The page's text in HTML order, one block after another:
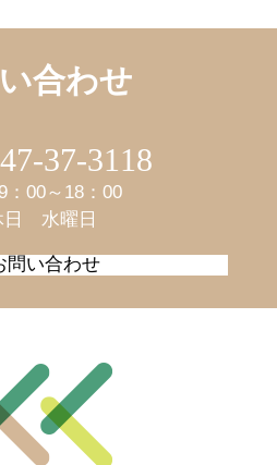
合わせ
37-3118
：00～18：00
日 水曜日
問い合わせ